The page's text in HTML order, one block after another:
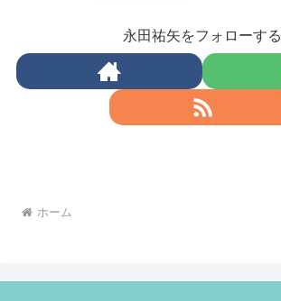
永田祐矢をフォローする
ホーム